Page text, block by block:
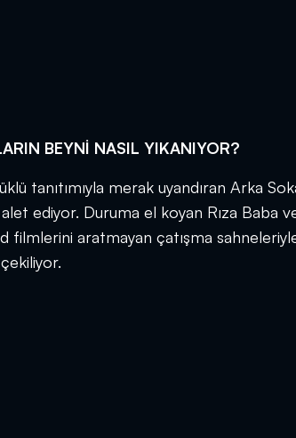
BEYNİ NASIL YIKANIYOR?
tanıtımıyla merak uyandıran Arka
ediyor. Duruma el koyan Rıza Baba
filmlerini aratmayan çatışma